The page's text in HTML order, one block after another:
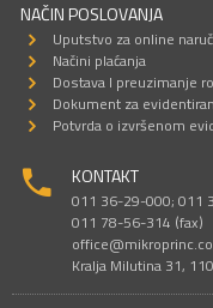
NAČIN POSLOVANJA
Uputstvo za online
Načini plaćanja
Dostava I preuzimanje
Dokument za
Potvrda o izvršenom
KONTAKT
011 36-29-000; 011
011 78-56-314 (fax)
Kralja Milutina 31,